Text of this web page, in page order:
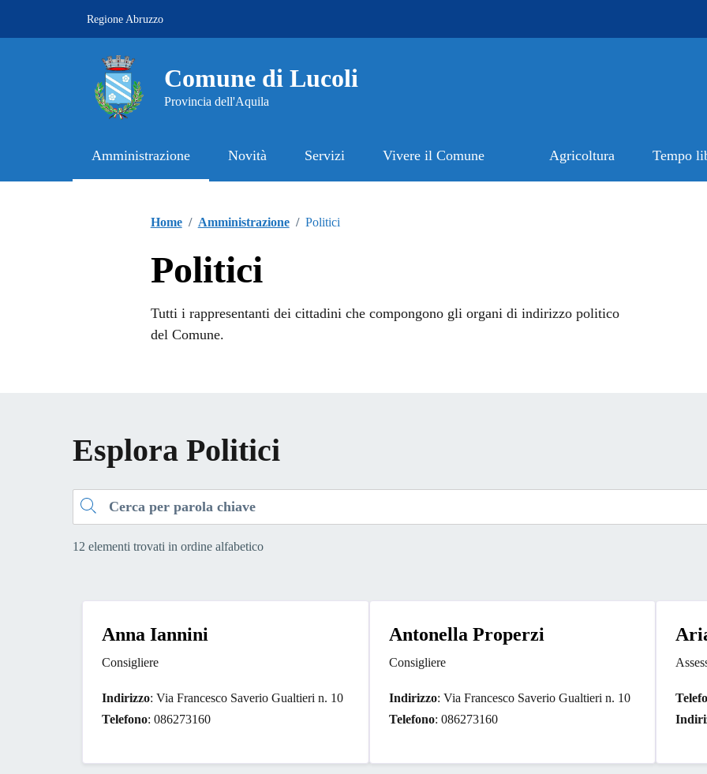
Regione Abruzzo
Comune di Lucoli
Provincia dell'Aquila
Amministrazione Novità Servizi Vivere il Comune Agricoltura Tempo
Home / Amministrazione / Politici
Politici
Tutti i rappresentanti dei cittadini che compongono gli organi di indirizzo politico
del Comune.
Esplora Politici
Cerca
12 elementi trovati in ordine alfabetico
Anna Iannini
Consigliere
Indirizzo: Via Francesco Saverio Gualtieri n. 10
Telefono: 086273160
Antonella Properzi
Consigliere
Indirizzo: Via Francesco Saverio Gualtieri n. 10
Telefono: 086273160